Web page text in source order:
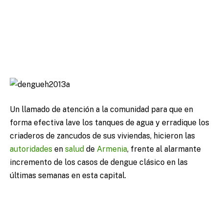
Un llamado de atención a la comunidad para que en
forma efectiva lave los tanques de agua y erradique los
criaderos de zancudos de sus viviendas, hicieron las
autoridades en salud de Armenia, frente al alarmante
incremento de los casos de dengue clásico en las
últimas semanas en esta capital.